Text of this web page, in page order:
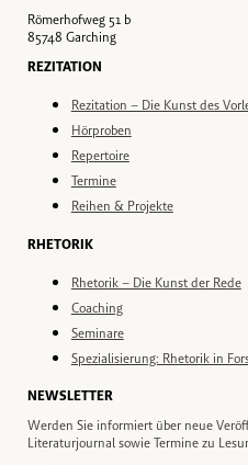
Römerhofweg 51 b
85748 Garching
REZITATION
Rezitation – Die Kunst des
Hörproben
Repertoire
Termine
Reihen & Projekte
RHETORIK
Rhetorik – Die Kunst der Rede
Coaching
Seminare
Spezialisierung: Rhetorik in
NEWSLETTER
Werden Sie informiert über neue
Literaturjournal sowie Termine zu